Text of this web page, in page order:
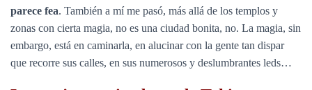
parece fea. También a mí me pasó, más allá de los templos y
zonas con cierta magia, no es una ciudad bonita, no. La magia, sin
embargo, está en caminarla, en alucinar con la gente tan dispar
que recorre sus calles, en sus numerosos y deslumbrantes leds…